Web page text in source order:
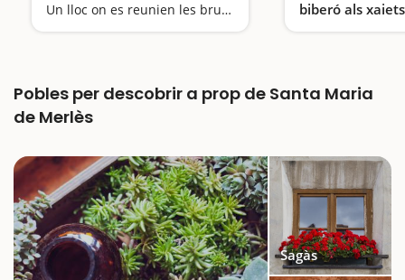
Un lloc on es reunien les bruixes
biberó als xaiets
Donem el biberó
Pobles per descobrir a prop de Santa Maria
de Merlès
Sagàs